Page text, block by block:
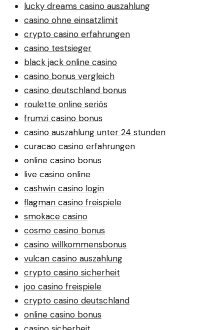
lucky dreams casino auszahlung
casino ohne einsatzlimit
crypto casino erfahrungen
casino testsieger
black jack online casino
casino bonus vergleich
casino deutschland bonus
roulette online seriös
frumzi casino bonus
casino auszahlung unter 24 stunden
curacao casino erfahrungen
online casino bonus
live casino online
cashwin casino login
flagman casino freispiele
smokace casino
cosmo casino bonus
casino willkommensbonus
vulcan casino auszahlung
crypto casino sicherheit
joo casino freispiele
crypto casino deutschland
online casino bonus